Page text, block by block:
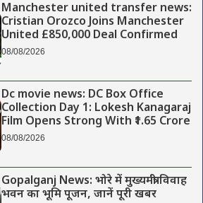
Manchester united transfer news:
Cristian Orozco Joins Manchester
United £850,000 Deal Confirmed
08/08/2026
Dc movie news: DC Box Office
Collection Day 1: Lokesh Kanagaraj
Film Opens Strong With ₹1.65 Crore
08/08/2026
Gopalganj News: भोरे में मुख्यमंत्री विवाह
भवन का भूमि पूजन, जानें पूरी खबर